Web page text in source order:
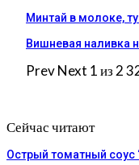
Минтай в молоке,
Вишневая наливка
PrevNext 1 из 2
Сейчас читают
Острый томатный соус